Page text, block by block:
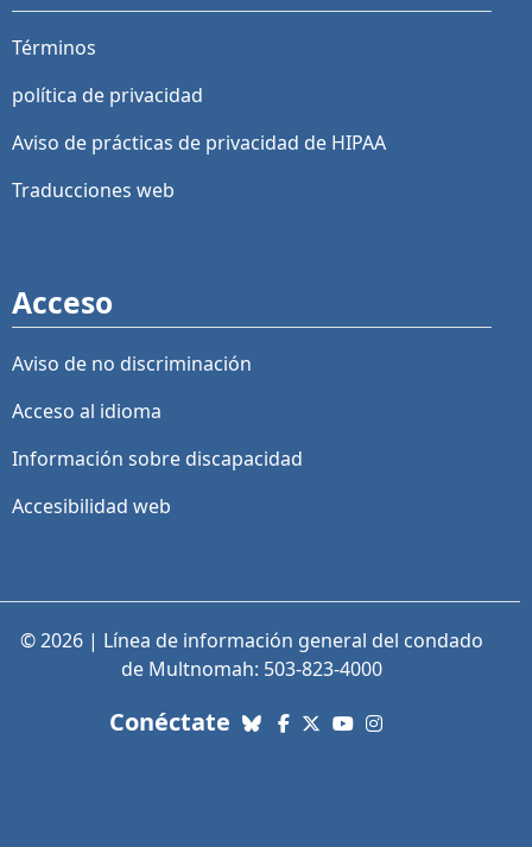
Términos
política de privacidad
Aviso de prácticas de privacidad de HIPAA
Traducciones web
Acceso
Aviso de no discriminación
Acceso al idioma
Información sobre discapacidad
Accesibilidad web
© 2026 | Línea de información general del condado
de Multnomah: 503-823-4000
Conéctate con nosotros. Enlaces a
Bluesky
Facebook
X (Twitter)
YouTube
Instagram